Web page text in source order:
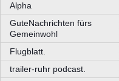
Alpha
GuteNachrichten fürs
Gemeinwohl
Flugblatt.
trailer-ruhr podcast.